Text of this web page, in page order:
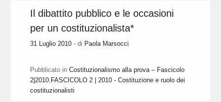
Il dibattito pubblico e le occasioni
per un costituzionalista*
31 Luglio 2010 - di Paola Marsocci
Pubblicato in Costituzionalismo alla prova – Fascicolo
2|2010, FASCICOLO 2 | 2010 - Costituzione e ruolo dei
costituzionalisti